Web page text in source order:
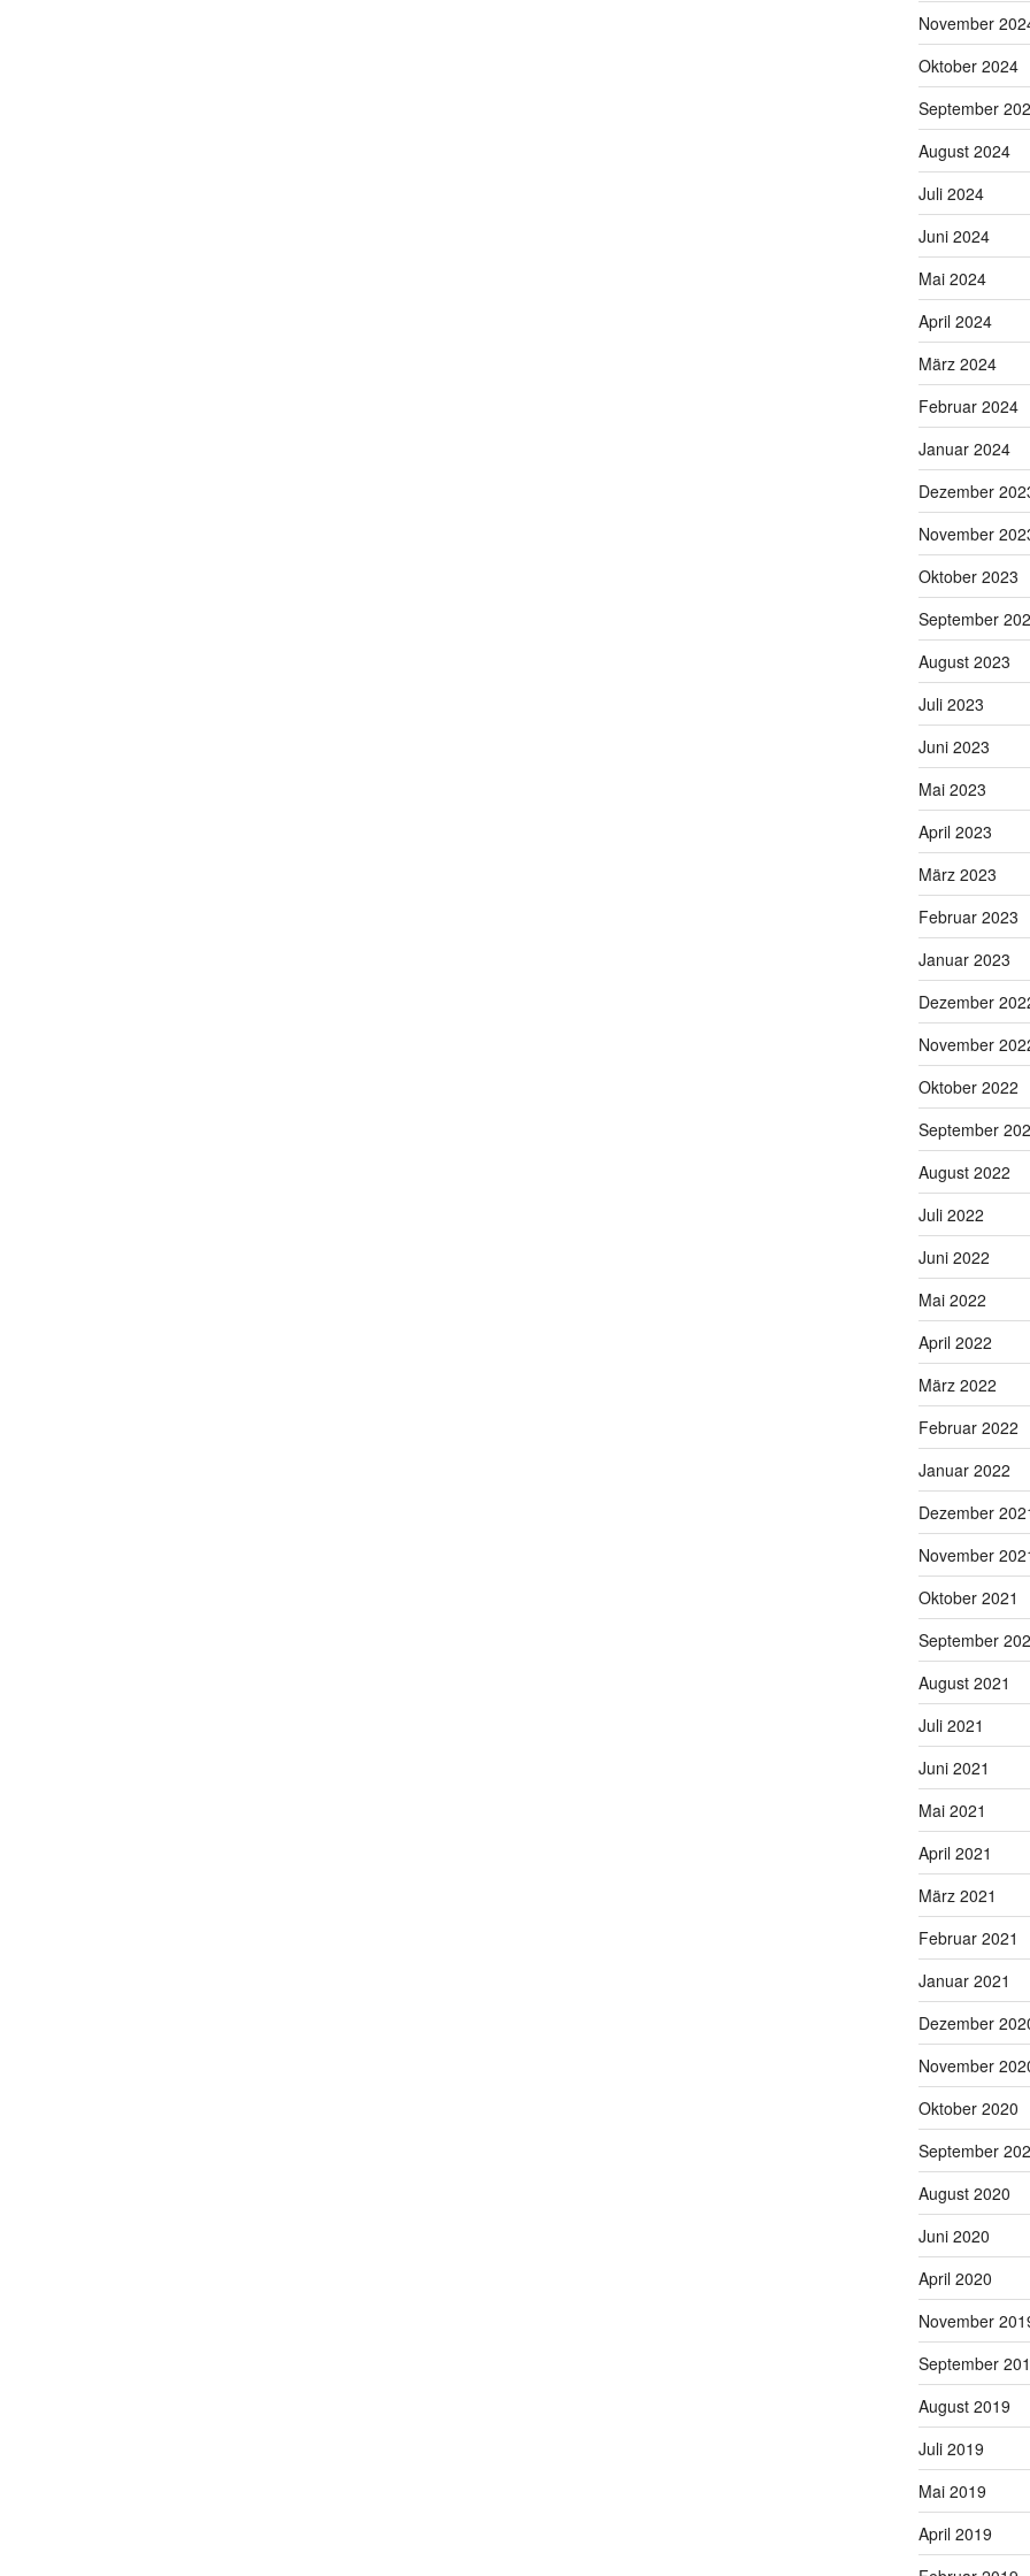
November
Oktober 2024
September
August 2024
Juli 2024
Juni 2024
Mai 2024
April 2024
März 2024
Februar 2024
Januar 2024
Dezember
November
Oktober 2023
September
August 2023
Juli 2023
Juni 2023
Mai 2023
April 2023
März 2023
Februar 2023
Januar 2023
Dezember
November
Oktober 2022
September
August 2022
Juli 2022
Juni 2022
Mai 2022
April 2022
März 2022
Februar 2022
Januar 2022
Dezember
November
Oktober 2021
September
August 2021
Juli 2021
Juni 2021
Mai 2021
April 2021
März 2021
Februar 2021
Januar 2021
Dezember
November
Oktober 2020
September
August 2020
Juni 2020
April 2020
November
September
August 2019
Juli 2019
Mai 2019
April 2019